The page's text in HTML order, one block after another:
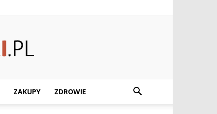
ZAKUPY ZDROWIE